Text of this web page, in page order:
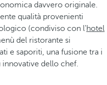
davvero originale.
qualità provenienti
(condiviso con l'hotel
del ristorante si
e saporiti, una fusione tra i
dello chef.